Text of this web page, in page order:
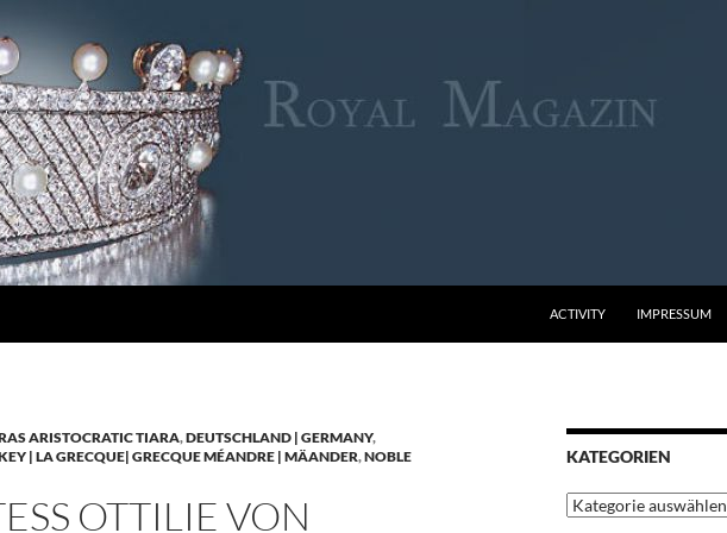
ACTIVITY IMPRESSUM
ARISTOCRATIC TIARA,DEUTSCHLAND | GERMANY,
| LA GRECQUE| GRECQUE MÉANDRE | MÄANDER,NOBLE
OTTILIE VON
KATEGORIEN
Kategorien